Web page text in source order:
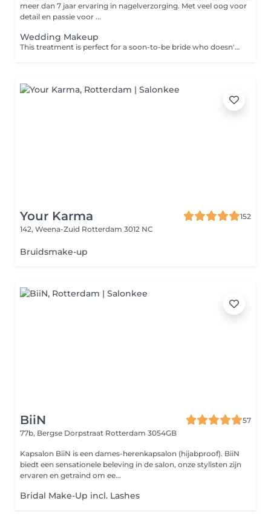
meer dan 7 jaar ervaring in nagelverzorging. Met veel oog voor
detail en passie voor ...
Wedding Makeup
This treatment is perfect for a soon-to-be bride who doesn't want to deal with the hassle of doing her own makeup on the big day. Your makeup is flawless and you are looking better than ever and ready to walk down the aisle.
Your Karma
152
142, Weena-Zuid Rotterdam 3012 NC
Bruidsmake-up
BiiN
57
77b, Bergse Dorpstraat Rotterdam 3054GB
Kapsalon BiiN is een dames-herenkapsalon (hijabproof). BiiN
biedt een sensationele beleving in de salon, onze stylisten zijn
ervaren en getraind om ee...
Bridal Make-Up incl. Lashes